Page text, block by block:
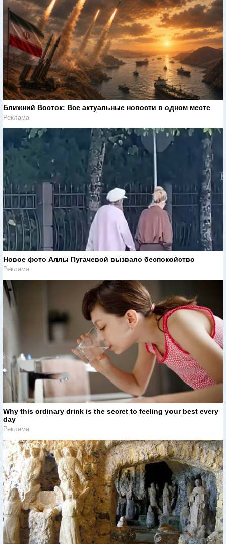
Ближний Восток: Все актуальные новости в одном месте
Реклама
Новое фото Аллы Пугачевой вызвало беспокойство
Реклама
Why this ordinary drink is the secret to feeling your best every
day
Реклама